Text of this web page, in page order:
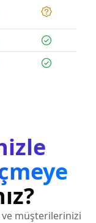
ve müşterilerinizi